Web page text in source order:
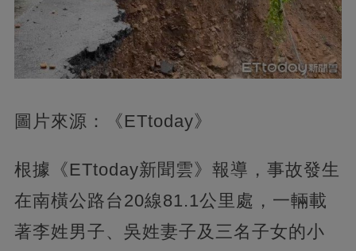
圖片來源：《ETtoday》
根據《ETtoday新聞雲》報導，事故發生
在南橫公路台20線81.1公里處，一輛載
著李姓男子、吳姓妻子及三名子女的小